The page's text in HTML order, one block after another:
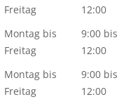
Freitag
12:00
Montag bis
Freitag
9:00 bis
12:00
Montag bis
Freitag
9:00 bis
12:00